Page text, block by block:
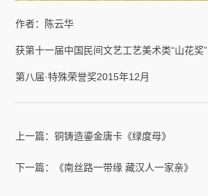
作者：陈云华
获第十一届中国民间文艺工艺美术类“山花奖”
第八届·特殊荣誉奖2015年12月
上一篇：铜铸造鎏金唐卡《绿度母》
下一篇： 《南丝路一带缘 藏汉人一家亲》